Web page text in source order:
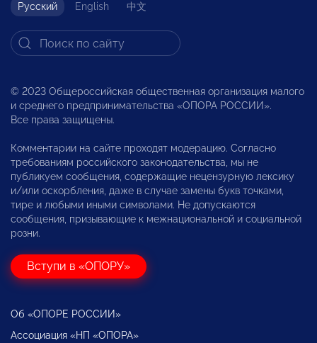
Русский English 中文
© 2023 Общероссийская общественная организация малого
и среднего предпринимательства «ОПОРА РОССИИ».
Все права защищены.
Комментарии на сайте проходят модерацию. Согласно
требованиям российского законодательства, мы не
публикуем сообщения, содержащие нецензурную лексику
и/или оскорбления, даже в случае замены букв точками,
тире и любыми иными символами. Не допускаются
сообщения, призывающие к межнациональной и социальной
розни.
Вступи в «ОПОРУ»
Об «ОПОРЕ РОССИИ»
Ассоциация «НП «ОПОРА»